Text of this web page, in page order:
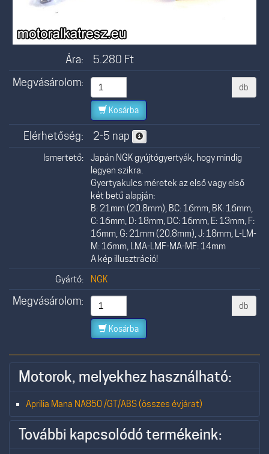
Ára: 5.280 Ft
Megvásárolom:
db
Kosárba
Elérhetőség: 2-5 nap
Ismertető:
Japán NGK gyújtógyertyák, hogy mindig
legyen szikra.
Gyertyakulcs méretek az első vagy első
két betű alapján:
B: 21mm (20.8mm), BC: 16mm, BK: 16mm,
C: 16mm, D: 18mm, DC: 16mm, E: 13mm, F:
16mm, G: 21mm (20.8mm), J: 18mm, L-LM-
M: 16mm, LMA-LMF-MA-MF: 14mm
A kép illusztráció!
Gyártó:
NGK
Megvásárolom: db
Kosárba
Motorok, melyekhez használható:
Aprilia Mana NA850 /GT/ABS (összes évjárat)
További kapcsolódó termékeink: